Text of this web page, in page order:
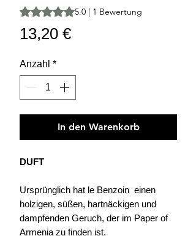
Das Rating beträgt 5.0 von fünf
5.0 | 1 Bewertung
13,20 €Preis
Anzahl *
In den Warenkorb
DUFT
Ursprünglich hat le Benzoin einen
holzigen, süßen, hartnäckigen und
dampfenden Geruch, der im Paper of
Armenia zu finden ist.